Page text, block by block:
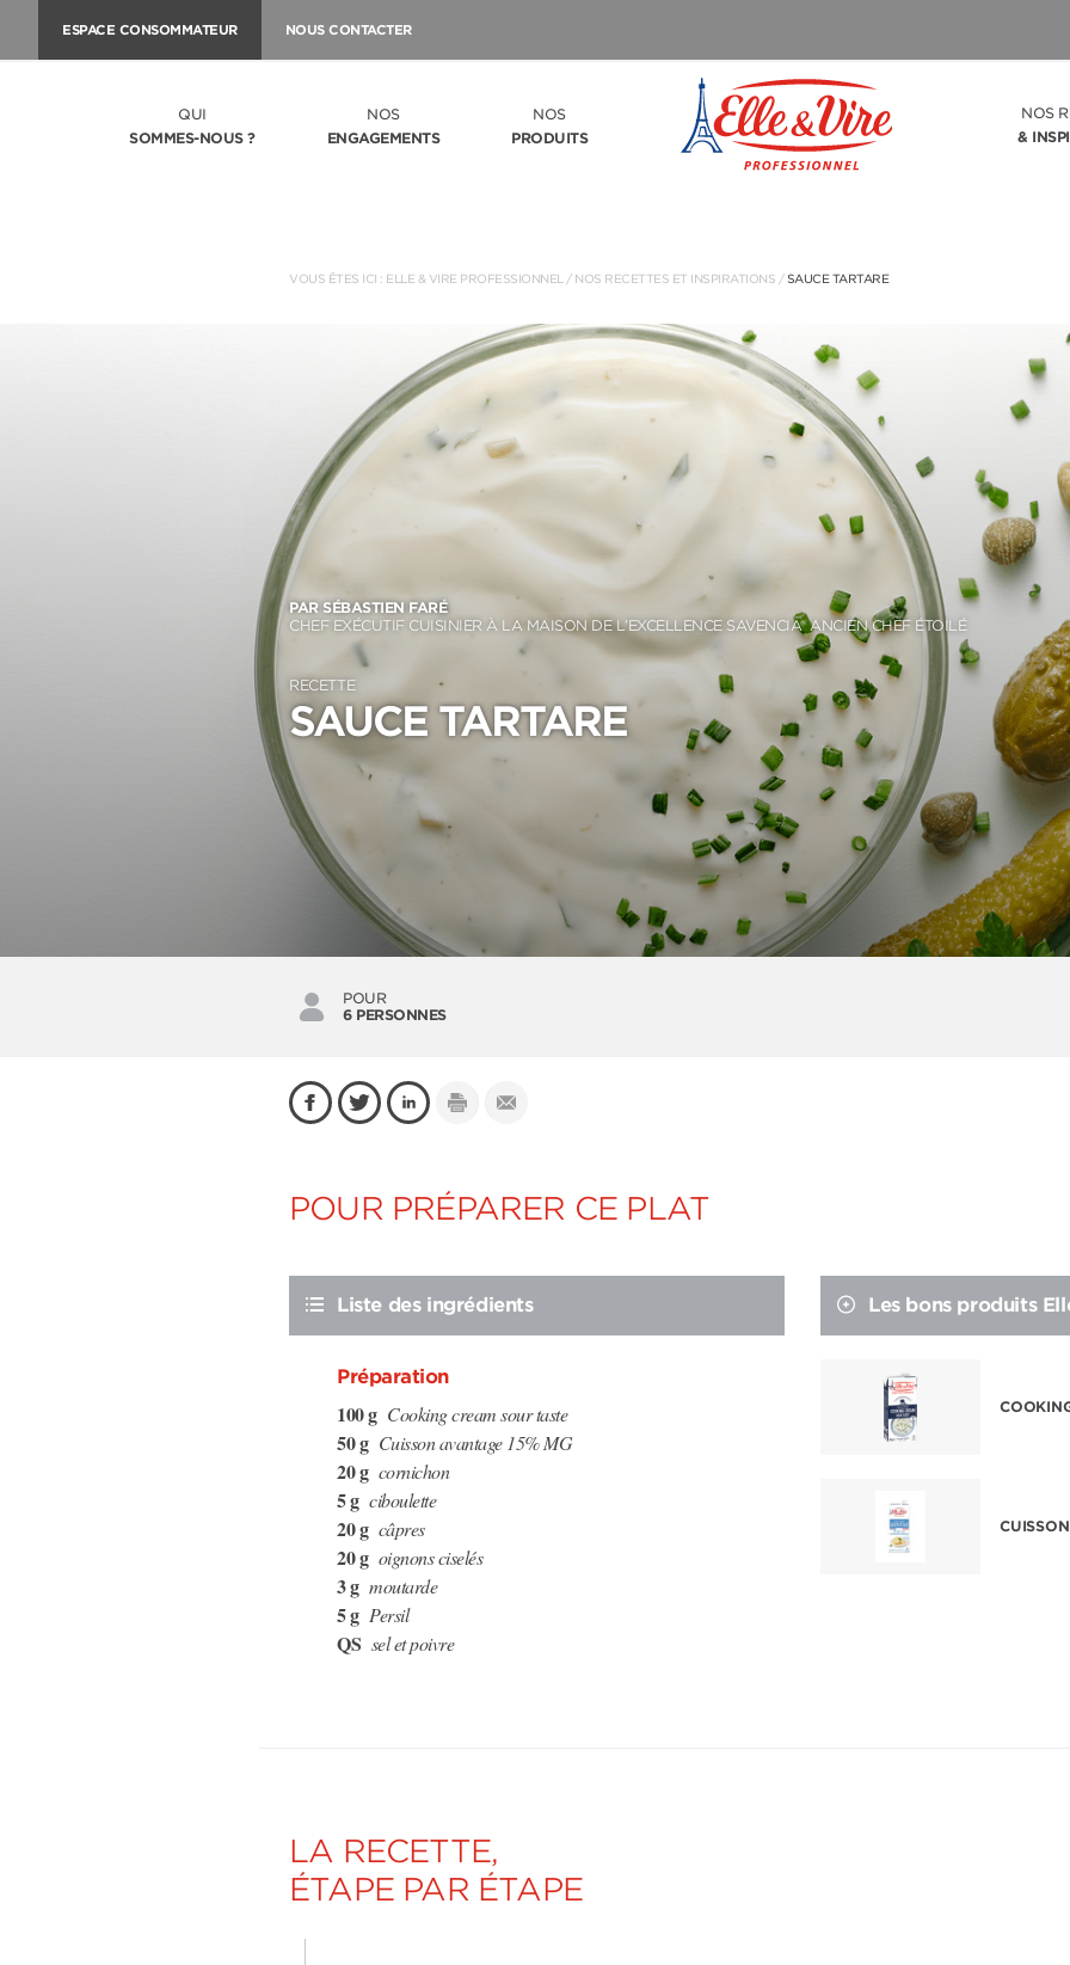
ESPACE CONSOMMATEUR NOUS CONTACTER
QUI
SOMMES-NOUS ?
NOS
ENGAGEMENTS
NOS
PRODUITS
NOS
&
VOUS ÊTES ICI : ELLE & VIRE PROFESSIONNEL / NOS RECETTES ET INSPIRATIONS /SAUCE TARTARE
PAR SÉBASTIEN FARÉ
CHEF EXÉCUTIF CUISINIER À LA MAISON DE L’EXCELLENCE SAVENCIA® ANCIEN CHEF ÉTOILÉ
RECETTE
SAUCE TARTARE
POUR
6 PERSONNES
POUR PRÉPARER CE PLAT
Liste des ingrédients
Préparation
100 g Cooking cream sour taste
50 g Cuisson avantage 15% MG
20 g cornichon
5 g ciboulette
20 g câpres
20 g oignons ciselés
3 g moutarde
5 g Persil
QS sel et poivre
Les bons produits
LA RECETTE,
ÉTAPE PAR ÉTAPE